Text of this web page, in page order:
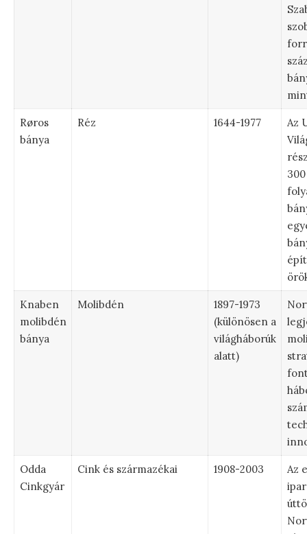
Røros
bánya
Réz 1644-1977
Az
Knaben
molibdén
bánya
Molibdén
1897-1973
(különösen a
világháborúk
alatt)
Odda
Cinkgyár
Cink és származékai 1908-2003
Az